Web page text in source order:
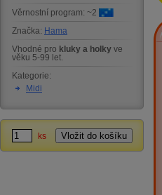
Věrnostní program: ~2
Značka: Hama
Vhodné pro kluky a holky ve
věku 5-99 let.
Kategorie:
Midi
ks